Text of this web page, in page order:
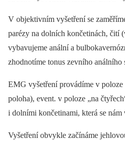
V objektivním vyšetření se
parézy na dolních končetinách, čití
vybavujeme anální a
zhodnotíme tonus zevního análního
EMG vyšetření provádíme v
poloha), event. v poloze „na
i dolními končetinami, která se nám
Vyšetření obvykle začínáme